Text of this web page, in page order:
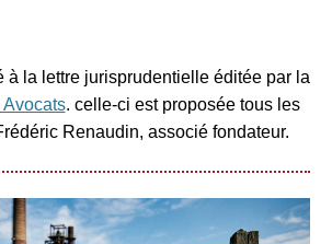
à la lettre jurisprudentielle éditée par la
. celle-ci est proposée tous les
Renaudin, associé fondateur.